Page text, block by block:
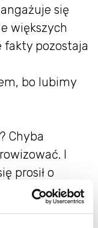
się
większych
fakty pozostaja
bo lubimy
Chyba
I
prosił o